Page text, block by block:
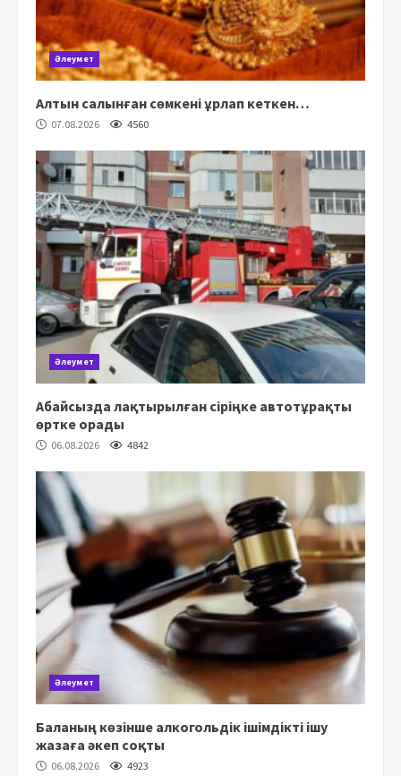
Әлеумет
Алтын салынған сөмкені ұрлап кеткен…
07.08.2026 4560
Әлеумет
Абайсызда лақтырылған сіріңке автотұрақты
өртке орады
06.08.2026 4842
Әлеумет
Баланың көзінше алкогольдік ішімдікті ішу
жазаға әкеп соқты
06.08.2026 4923